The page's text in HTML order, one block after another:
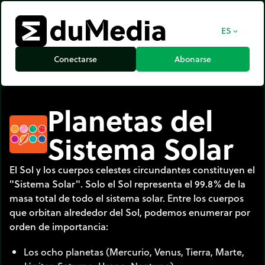
ES expand_more
Conectarse Abonarse
Planetas del
Sistema Solar
El Sol y los cuerpos celestes circundantes constituyen el
"Sistema Solar". Solo el Sol representa el 99.8% de la
masa total de todo el sistema solar. Entre los cuerpos
que orbitan alrededor del Sol, podemos enumerar por
orden de importancia:
Los ocho planetas (Mercurio, Venus, Tierra, Marte,